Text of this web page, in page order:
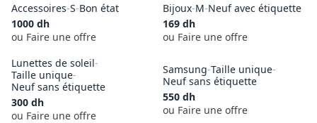
Accessoires-S-Bon état
1000 dh
ou Faire une offre
Bijoux-M-Neuf avec étiquette
169 dh
ou Faire une offre
Lunettes de soleil-
Taille unique-
Neuf sans étiquette
300 dh
ou Faire une offre
Samsung-Taille unique-
Neuf sans étiquette
550 dh
ou Faire une offre